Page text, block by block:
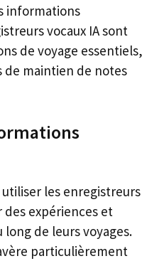
informations
vocaux IA sont
de voyage essentiels,
de maintien de notes
les enregistreurs
des expériences et
de leurs voyages.
particulièrement